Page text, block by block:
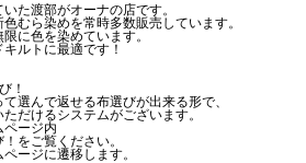
た渡部がオーナの店です。
むら染めを常時多数販売しています。
に色を染めています。
ルトに最適です！
！
選んで返せる布選びが出来る形で、
だけるシステムがございます。
ページ内
をご覧ください。
ージに遷移します。